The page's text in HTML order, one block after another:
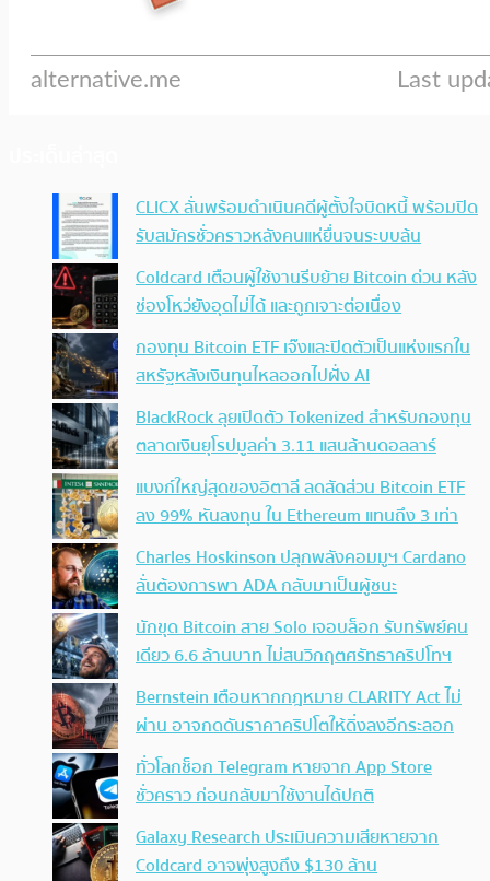
CLICX ลั่นพร้อมดำเนินคดีผู้ตั้งใจบิดหนี้ พร้อมปิด
รับสมัครชั่วคราวหลังคนแห่ยื่นจนระบบล้น
Coldcard เตือนผู้ใช้งานรีบย้าย Bitcoin ด่วน หลัง
ช่องโหว่ยังอุดไม่ได้ และถูกเจาะต่อเนื่อง
กองทุน Bitcoin ETF เจ๊งและปิดตัวเป็นแห่งแรกใน
สหรัฐหลังเงินทุนไหลออกไปฝั่ง AI
BlackRock ลุยเปิดตัว Tokenized สำหรับกองทุน
ตลาดเงินยุโรปมูลค่า 3.11 แสนล้านดอลลาร์
แบงก์ใหญ่สุดของอิตาลี ลดสัดส่วน Bitcoin ETF
ลง 99% หันลงทุน ใน Ethereum แทนถึง 3 เท่า
Charles Hoskinson ปลุกพลังคอมมูฯ Cardano
ลั่นต้องการพา ADA กลับมาเป็นผู้ชนะ
นักขุด Bitcoin สาย Solo เจอบล็อก รับทรัพย์คน
เดียว 6.6 ล้านบาท ไม่สนวิกฤตศรัทธาคริปโทฯ
Bernstein เตือนหากกฎหมาย CLARITY Act ไม่
ผ่าน อาจกดดันราคาคริปโตให้ดิ่งลงอีกระลอก
ทั่วโลกช็อก Telegram หายจาก App Store
ชั่วคราว ก่อนกลับมาใช้งานได้ปกติ
Galaxy Research ประเมินความเสียหายจาก
Coldcard อาจพุ่งสูงถึง $130 ล้าน